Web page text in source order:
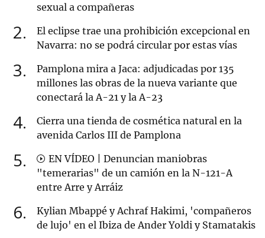
sexual a compañeras
2
El eclipse trae una prohibición excepcional en
Navarra: no se podrá circular por estas vías
3
Pamplona mira a Jaca: adjudicadas por 135
millones las obras de la nueva variante que
conectará la A-21 y la A-23
4
Cierra una tienda de cosmética natural en la
avenida Carlos III de Pamplona
5
EN VÍDEO | Denuncian maniobras
"temerarias" de un camión en la N-121-A
entre Arre y Arráiz
6
Kylian Mbappé y Achraf Hakimi, 'compañeros
de lujo' en el Ibiza de Ander Yoldi y Stamatakis